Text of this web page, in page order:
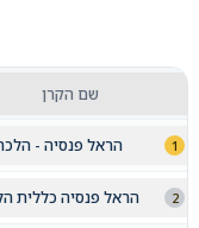
שם הקרן
הראל פנסיה -
הראל פנסיה כללית